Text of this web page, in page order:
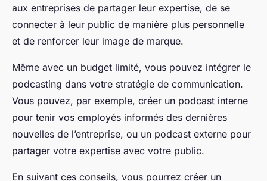
aux entreprises de partager leur expertise, de se
connecter à leur public de manière plus personnelle
et de renforcer leur image de marque.
Même avec un budget limité, vous pouvez intégrer le
podcasting dans votre stratégie de communication.
Vous pouvez, par exemple, créer un podcast interne
pour tenir vos employés informés des dernières
nouvelles de l’entreprise, ou un podcast externe pour
partager votre expertise avec votre public.
En suivant ces conseils, vous pourrez créer un